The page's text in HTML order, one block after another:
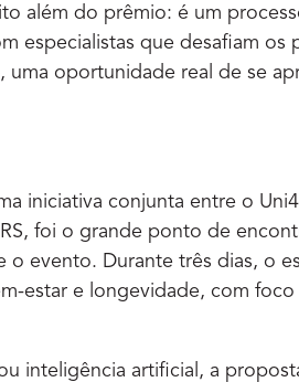
além do prêmio: é um
especialistas que desafiam os
uma oportunidade real de se
iniciativa conjunta entre o
foi o grande ponto de
evento. Durante três dias, o
estar e longevidade, com
inteligência artificial, a